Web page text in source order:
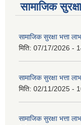
सामाजिक सुरक्षा
सामाजिक सुरक्षा भत्ता
मिति: 07/17/2026 -
सामाजिक सुरक्षा भत्ता
मिति: 02/11/2025 -
सामाजिक सुरक्षा भत्ता